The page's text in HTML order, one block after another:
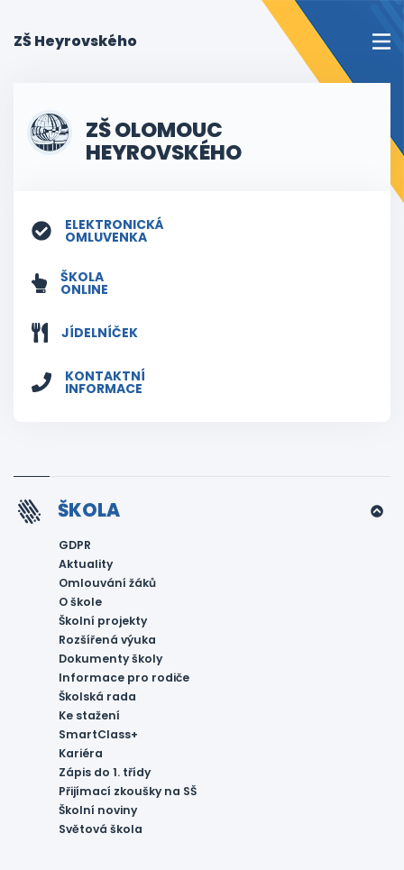
ZŠ Heyrovského
ZŠ OLOMOUC
HEYROVSKÉHO
ELEKTRONICKÁ
OMLUVENKA
ŠKOLA
ONLINE
JÍDELNÍČEK
KONTAKTNÍ
INFORMACE
ŠKOLA
GDPR
Aktuality
Omlouvání žáků
O škole
Školní projekty
Rozšířená výuka
Dokumenty školy
Informace pro rodiče
Školská rada
Ke stažení
SmartClass+
Kariéra
Zápis do 1. třídy
Přijímací zkoušky na SŠ
Školní noviny
Světová škola